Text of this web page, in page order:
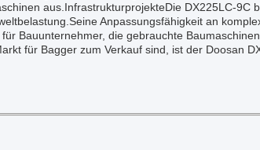
aus.InfrastrukturprojekteDie DX225LC-9C
Anpassungsfähigkeit an
Bauunternehmer, die gebrauchte
für Bagger zum Verkauf sind, ist der Doosan